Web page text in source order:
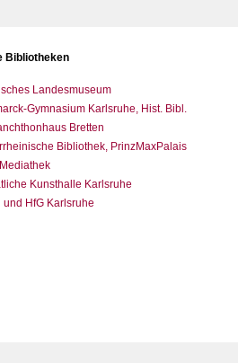
Bibliotheken
Landesmuseum
Gymnasium Karlsruhe, Hist. Bibl.
Bretten
Bibliothek, PrinzMaxPalais
Kunsthalle Karlsruhe
und HfG Karlsruhe